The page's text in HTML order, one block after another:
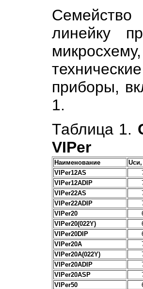
Семейство
линейку
приборы,
1.
Таблица 1.
VIPer
Наименование
VIPer12AS
VIPer12ADIP
VIPer22AS
VIPer22ADIP
VIPer20
VIPer20(022Y)
VIPer20DIP
VIPer20A
VIPer20A(022Y)
VIPer20ADIP
VIPer20ASP
VIPer50